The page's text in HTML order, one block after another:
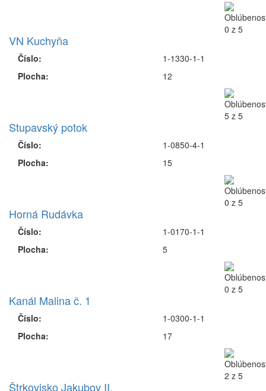
VN Kuchyňa
Číslo:
Plocha:
1-1330-1-1
12
Stupavský potok
Číslo:
Plocha:
1-0850-4-1
15
Horná Rudávka
Číslo:
Plocha:
1-0170-1-1
5
Kanál Malina č. 1
Číslo:
Plocha:
1-0300-1-1
17
Štrkovisko Jakubov II.